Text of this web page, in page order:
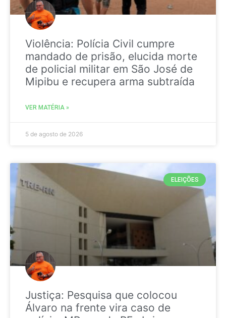
Violência: Polícia Civil cumpre
mandado de prisão, elucida morte
de policial militar em São José de
Mipibu e recupera arma subtraída
VER MATÉRIA »
5 de agosto de 2026
ELEIÇÕES
Justiça: Pesquisa que colocou
Álvaro na frente vira caso de